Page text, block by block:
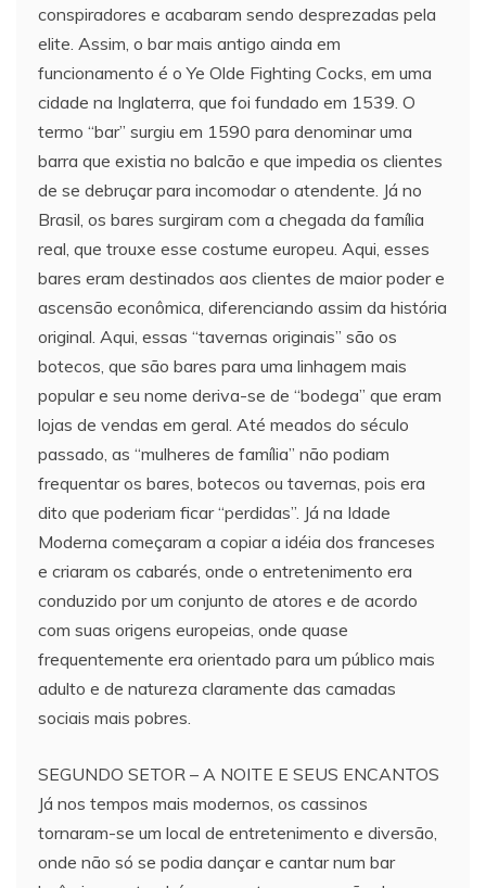
conspiradores e acabaram sendo desprezadas pela
elite. Assim, o bar mais antigo ainda em
funcionamento é o Ye Olde Fighting Cocks, em uma
cidade na Inglaterra, que foi fundado em 1539. O
termo “bar” surgiu em 1590 para denominar uma
barra que existia no balcão e que impedia os clientes
de se debruçar para incomodar o atendente. Já no
Brasil, os bares surgiram com a chegada da família
real, que trouxe esse costume europeu. Aqui, esses
bares eram destinados aos clientes de maior poder e
ascensão econômica, diferenciando assim da história
original. Aqui, essas “tavernas originais” são os
botecos, que são bares para uma linhagem mais
popular e seu nome deriva-se de “bodega” que eram
lojas de vendas em geral. Até meados do século
passado, as “mulheres de família” não podiam
frequentar os bares, botecos ou tavernas, pois era
dito que poderiam ficar “perdidas”. Já na Idade
Moderna começaram a copiar a idéia dos franceses
e criaram os cabarés, onde o entretenimento era
conduzido por um conjunto de atores e de acordo
com suas origens europeias, onde quase
frequentemente era orientado para um público mais
adulto e de natureza claramente das camadas
sociais mais pobres.
SEGUNDO SETOR – A NOITE E SEUS ENCANTOS
Já nos tempos mais modernos, os cassinos
tornaram-se um local de entretenimento e diversão,
onde não só se podia dançar e cantar num bar